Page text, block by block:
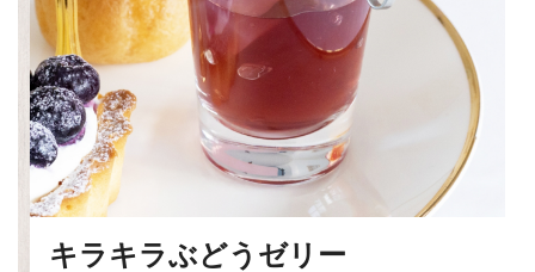
キラキラぶどうゼリー